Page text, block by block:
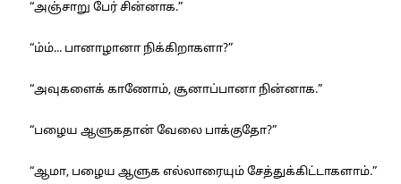
“அஞ்சாறு பேர் சின்னாக.”
“ம்ம்... பானாழானா நிக்கிறாகளா?”
“அவுகளைக் காணோம், சூனாப்பானா நின்னாக.”
“பழைய ஆளுகதான் வேலை பாக்குதோ?”
“ஆமா, பழைய ஆளுக எல்லாரையும் சேத்துக்கிட்டாகளாம்.”